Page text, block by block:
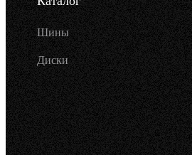
Шины
Диски